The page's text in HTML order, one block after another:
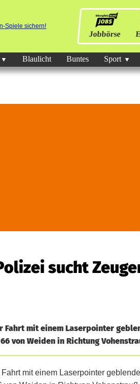
Jobbörse
Blaulicht Buntes Sport
sucht
mit einem Laserpointer
von Weiden in Richtung